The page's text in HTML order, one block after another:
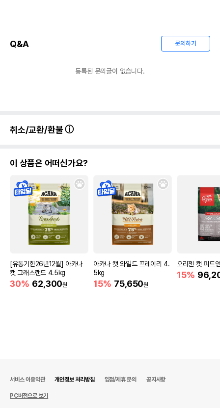
Q&A 문의하기
등록된 문의글이 없습니다.
취소/교환/환불
이 상품은 어떠신가요?
[유통기한26년12월] 아카나
캣 그래스랜드 4.5kg
30% 62,300원
아카나 캣 와일드 프레이리 4.
5kg
15% 75,650원
오리젠 캣 피트
15%
서비스 이용약관 개인정보 처리방침 입점/제휴 문의 공지사항
PC버전으로 보기